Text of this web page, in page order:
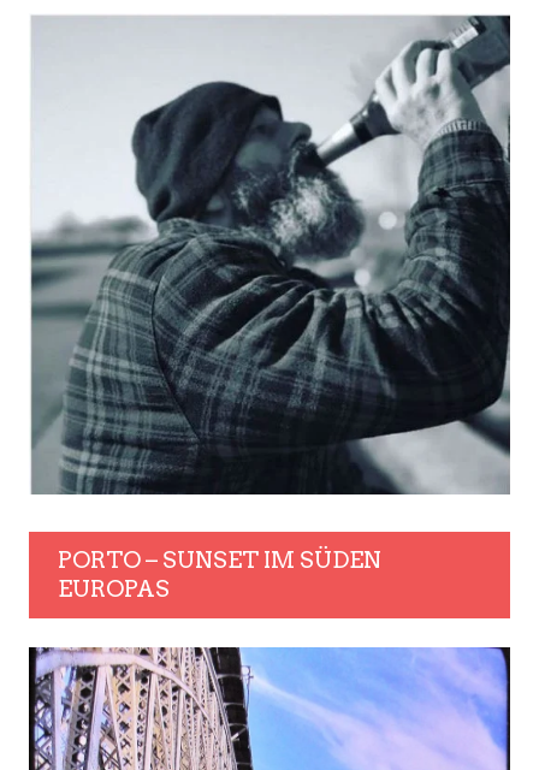
PORTO – SUNSET IM SÜDEN
EUROPAS